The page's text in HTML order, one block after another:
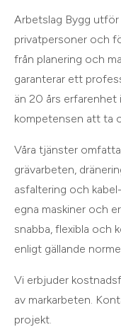
Arbetslag Bygg utför
privatpersoner och
från planering och
garanterar ett
än 20 års erfarenhet
kompetensen att ta
Våra tjänster
grävarbeten,
asfaltering och
egna maskiner och
snabba, flexibla och
enligt gällande
Vi erbjuder
av markarbeten.
projekt.